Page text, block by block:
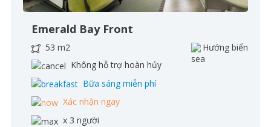
Emerald Bay Front
53 m2
Hướng biển
Không hỗ trợ hoàn hủy
Bữa sáng miễn phí
Xác nhận ngay
x 3 người